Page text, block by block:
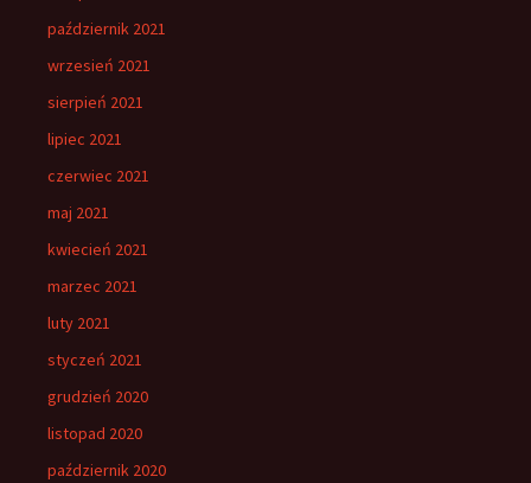
październik 2021
wrzesień 2021
sierpień 2021
lipiec 2021
czerwiec 2021
maj 2021
kwiecień 2021
marzec 2021
luty 2021
styczeń 2021
grudzień 2020
listopad 2020
październik 2020